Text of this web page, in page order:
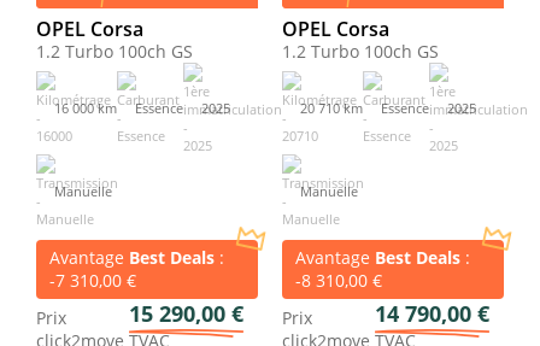
OPEL Corsa
1.2 Turbo 100ch GS
16 000 km Essence 2025
Manuelle
Avantage Best Deals :
-7 310,00 €
Prix
click2move
15 290,00 €
TVAC
OPEL Corsa
1.2 Turbo 100ch GS
20 710 km Essence 2025
Manuelle
Avantage Best Deals :
-8 310,00 €
Prix
click2move
14 790,00 €
TVAC